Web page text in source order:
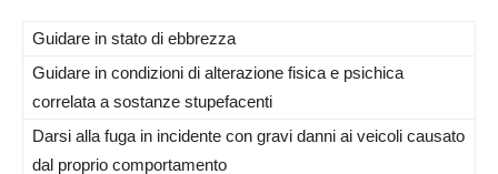
Guidare in stato di ebbrezza
Guidare in condizioni di alterazione fisica e psichica
correlata a sostanze stupefacenti
Darsi alla fuga in incidente con gravi danni ai veicoli causato
dal proprio comportamento